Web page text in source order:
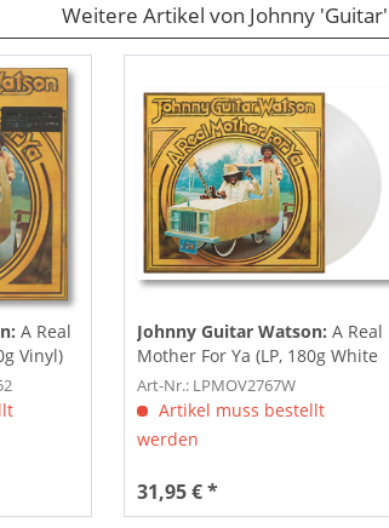
Weitere Artikel von Johnny
A Real
Vinyl)
Johnny Guitar Watson: A Real
Mother For Ya (LP, 180g White
Vinyl,...
Art-Nr.: LPMOV2767W
Artikel muss bestellt
werden
31,95 € *